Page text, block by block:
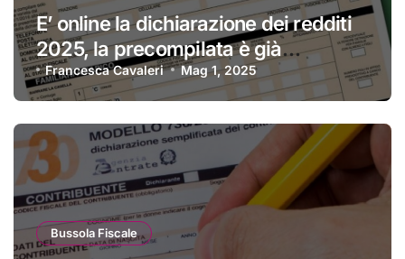
E’ online la dichiarazione dei redditi
2025, la precompilata è già
disponibile
Francesca Cavaleri Mag 1, 2025
Bussola Fiscale